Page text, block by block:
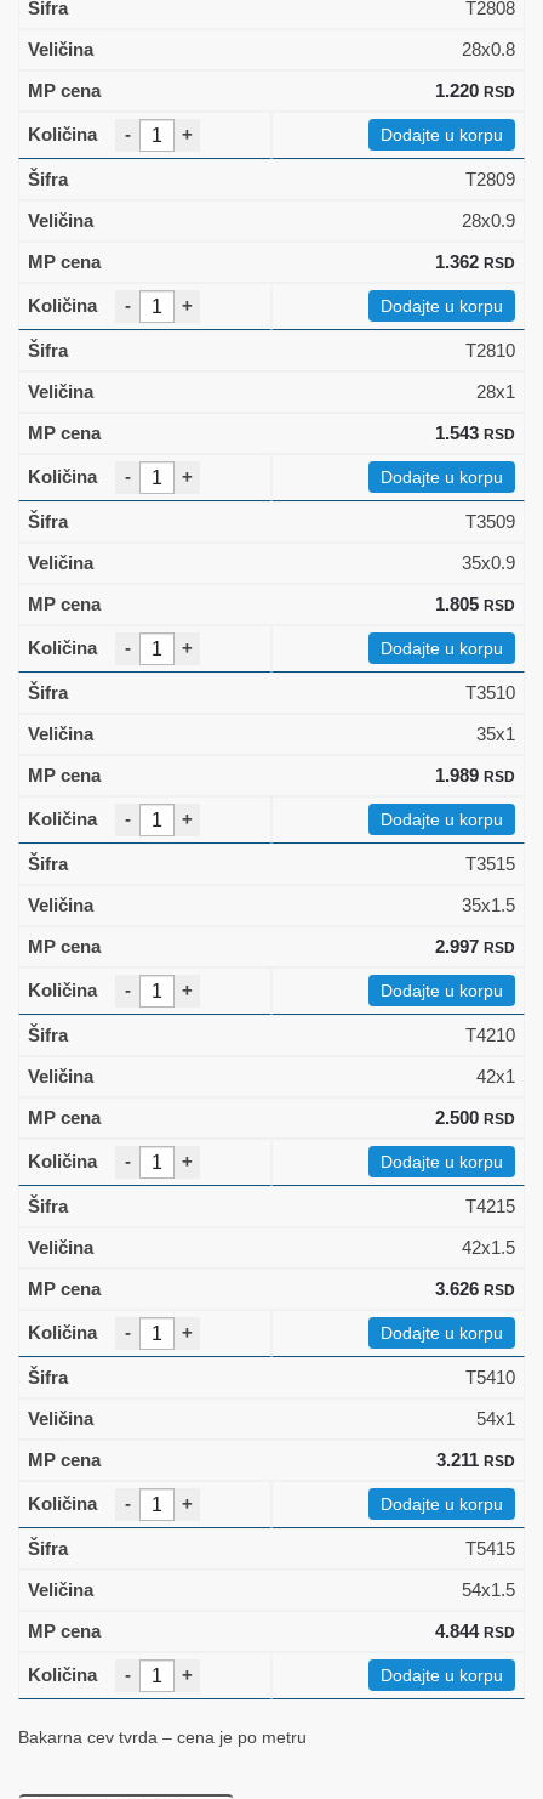
Bakarna cev tvrda – cena je po metru
T2808
28x0.8
1.220 RSD
- + Dodajte u korpu
T2809
28x0.9
1.362 RSD
- + Dodajte u korpu
T2810
28x1
1.543 RSD
- + Dodajte u korpu
T3509
35x0.9
1.805 RSD
- + Dodajte u korpu
T3510
35x1
1.989 RSD
- + Dodajte u korpu
T3515
35x1.5
2.997 RSD
- + Dodajte u korpu
T4210
42x1
2.500 RSD
- + Dodajte u korpu
T4215
42x1.5
3.626 RSD
- + Dodajte u korpu
T5410
54x1
3.211 RSD
- + Dodajte u korpu
T5415
54x1.5
4.844 RSD
- + Dodajte u korpu